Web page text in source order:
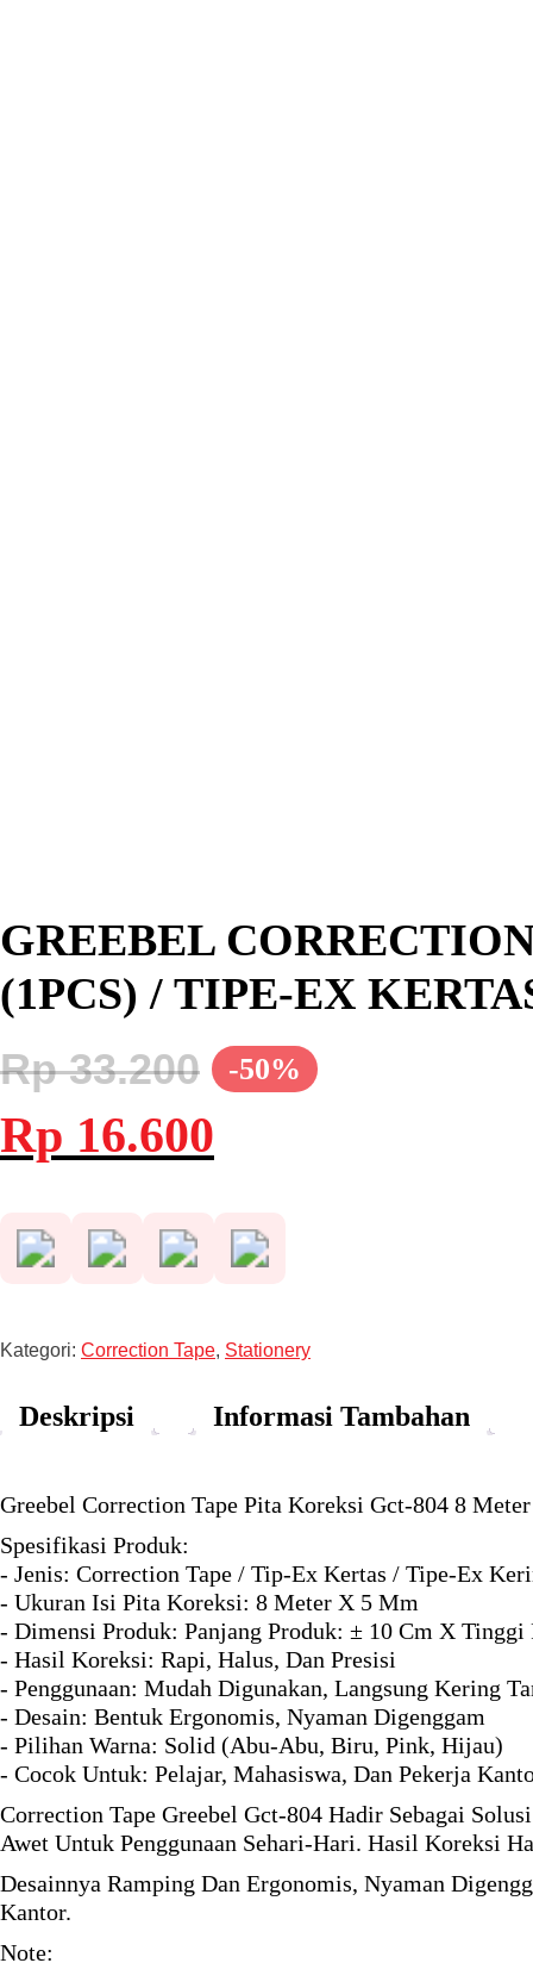
GREEBEL
(1PCS) / TIPE-EX
-50%
Rp33.200
Harga
aslinya
adalah:
Rp 16.600ini
Kategori: Correction Tape, Stationery
Deskripsi Informasi Tambahan
Greebel Correction Tape Pita Koreksi Gct-804 8
Spesifikasi Produk:
- Jenis: Correction Tape / Tip-Ex Kertas / Tipe-Ex
- Ukuran Isi Pita Koreksi: 8 Meter X 5 Mm
- Dimensi Produk: Panjang Produk: ± 10 Cm X Tinggi
- Hasil Koreksi: Rapi, Halus, Dan Presisi
- Penggunaan: Mudah Digunakan, Langsung Kering
- Desain: Bentuk Ergonomis, Nyaman Digenggam
- Pilihan Warna: Solid (Abu-Abu, Biru, Pink, Hijau)
- Cocok Untuk: Pelajar, Mahasiswa, Dan Pekerja
Correction Tape Greebel Gct-804 Hadir Sebagai
Awet Untuk Penggunaan Sehari-Hari. Hasil Koreksi
Desainnya Ramping Dan Ergonomis, Nyaman
Kantor.
Note: